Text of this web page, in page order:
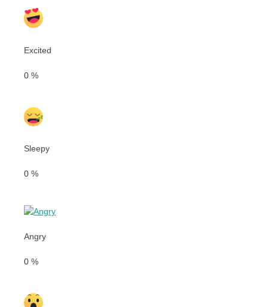
Excited
0 %
Sleepy
0 %
Angry
0 %